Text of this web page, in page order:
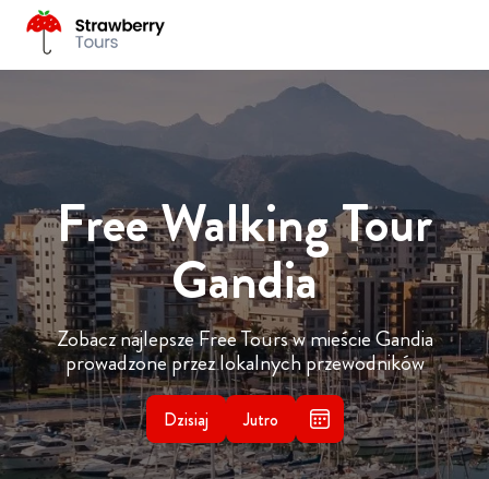
Free Walking Tour
Gandia
Zobacz najlepsze Free Tours w mieście Gandia
prowadzone przez lokalnych przewodników
Dzisiaj Jutro